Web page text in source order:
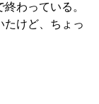
わっている。
たけど、ちょっ